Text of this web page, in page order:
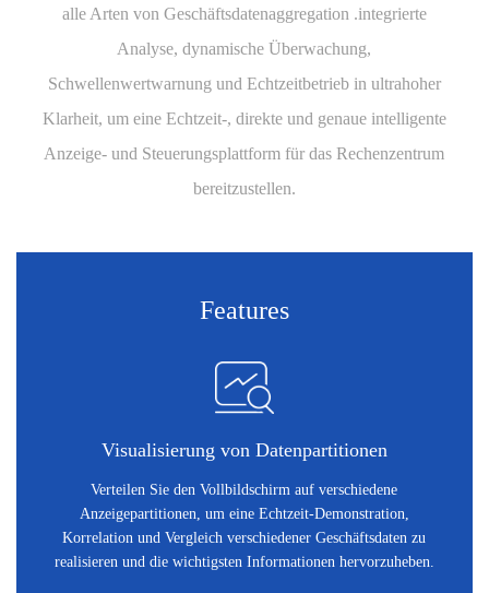
alle Arten von Geschäftsdatenaggregation .integrierte
Analyse, dynamische Überwachung,
Schwellenwertwarnung und Echtzeitbetrieb in ultrahoher
Klarheit, um eine Echtzeit-, direkte und genaue intelligente
Anzeige- und Steuerungsplattform für das Rechenzentrum
bereitzustellen.
Features
Visualisierung von Datenpartitionen
Verteilen Sie den Vollbildschirm auf verschiedene
Anzeigepartitionen, um eine Echtzeit-Demonstration,
Korrelation und Vergleich verschiedener Geschäftsdaten zu
realisieren und die wichtigsten Informationen hervorzuheben.